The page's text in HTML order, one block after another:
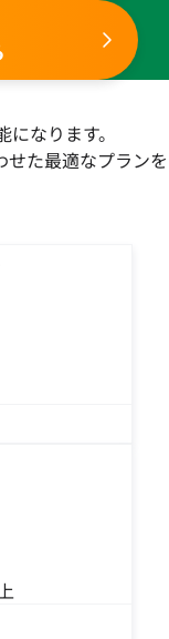
なります。
た最適なプランを